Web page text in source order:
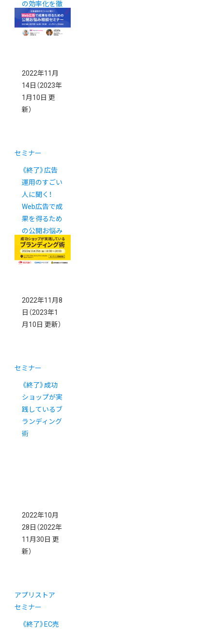
の効率化を徹
底解説
2022年11月
14日 （2023年
1月10日 更
新）
セミナー
《終了》広告
運用のすごい
人に聞く！
Web広告で成
果を得るため
の公開お悩み
相談セミナー
2022年11月8
日 （2023年1
月10日 更新）
セミナー
《終了》成功
ショップが実
践しているブ
ランディング
術
2022年10月
28日 （2022年
11月30日 更
新）
アプリストア
セミナー
《終了》EC売